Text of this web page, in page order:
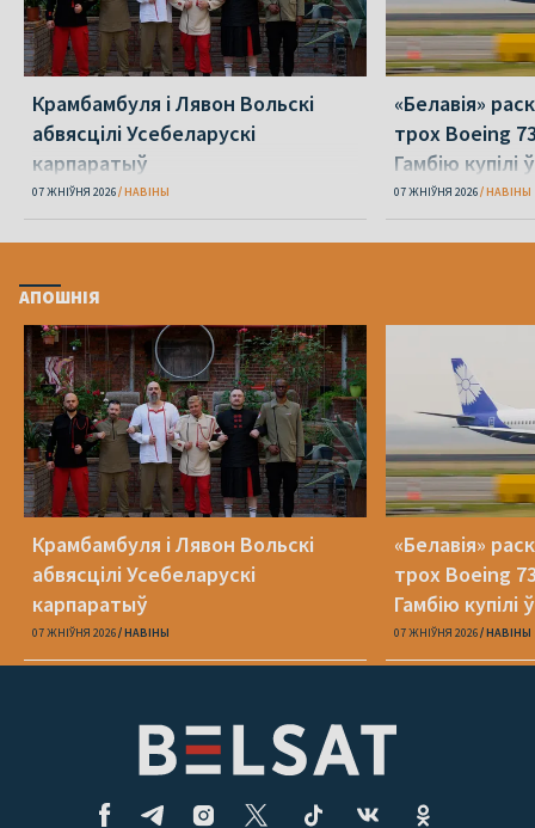
Крамбамбуля і Лявон Вольскі
абвясцілі Усебеларускі
карпаратыў
07 ЖНІЎНЯ 2026 НАВІНЫ
«Белавія»
трох Boeing
Гамбію купілі
07 ЖНІЎНЯ 2026 НАВІНЫ
АПОШНІЯ
Крамбамбуля і Лявон Вольскі
абвясцілі Усебеларускі
карпаратыў
07 ЖНІЎНЯ 2026 НАВІНЫ
«Белавія»
трох Boeing
Гамбію купілі
07 ЖНІЎНЯ 2026 НАВІНЫ